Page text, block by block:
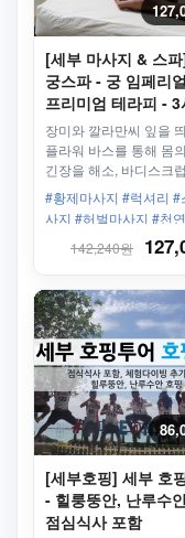
[세부 마사지 & 스
궁스파 - 궁 임페리얼
프리미엄 테라피 - 3
장미와 깔라만씨 잎을
플라워 바스를 통해 몸의
긴장을 해소, 바디스크
통한 몸의 탄력재생, 에
오일을 이용한 불가닉스
천연 허브를 이용한 테
피부의 유해산소를 제
자연 요법을 경험할 수
고품격 마사지
#황제마사지 #럭셔리 #
사지 #허벌마사지 #천
#전신스크럽 #발마사
142,240원
[세부호핑] 세부 호
- 힐룽뚱안, 난루수
점심식사 포함